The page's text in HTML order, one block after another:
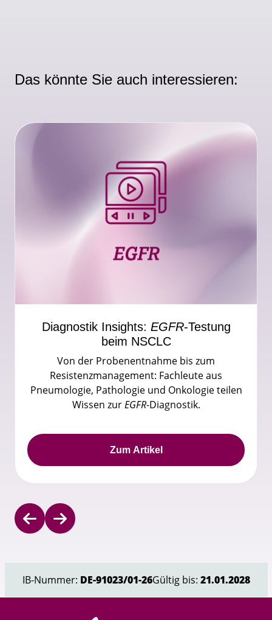
Das könnte Sie auch interessieren:
Diagnostik Insights: EGFR-Testung
beim NSCLC
Von der Probenentnahme bis zum
Resistenzmanagement: Fachleute aus
Pneumologie, Pathologie und Onkologie teilen
Wissen zurEGFR-Diagnostik.
Zum Artikel
IB-Nummer: DE-91023/01-26Gültig bis: 21.01.2028